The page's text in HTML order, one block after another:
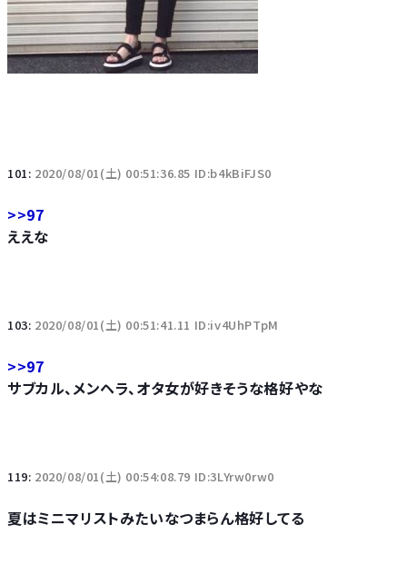
101: 2020/08/01(土) 00:51:36.85 ID:b4kBiFJS0
>>97
ええな
103: 2020/08/01(土) 00:51:41.11 ID:iv4UhPTpM
>>97
サブカル、メンヘラ、オタ女が好きそうな格好やな
119: 2020/08/01(土) 00:54:08.79 ID:3LYrw0rw0
夏はミニマリストみたいなつまらん格好してる